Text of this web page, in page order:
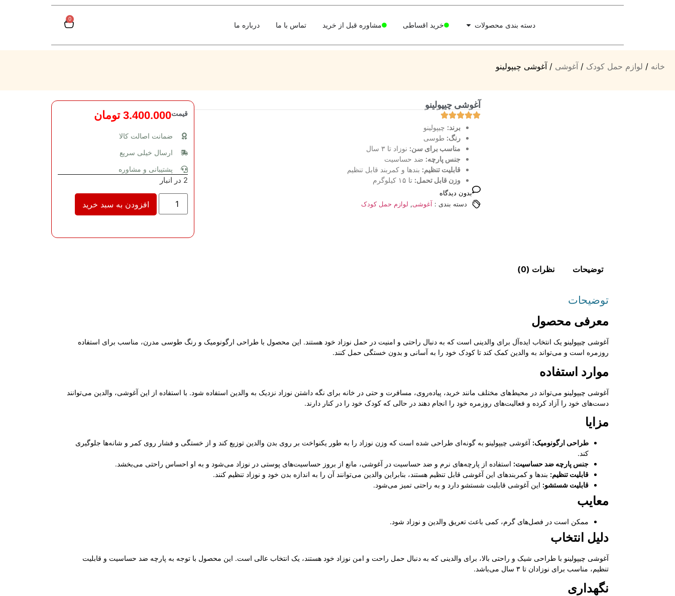
دسته بندی محصولات خرید اقساطی مشاوره قبل از خرید تماس با ما درباره ما
0
خانه / لوازم حمل کودک / آغوشی / آغوشی چیپولینو
آغوشی چیپولینو
برند: چیپولینو
رنگ: طوسی
مناسب برای سن: نوزاد تا ۳ سال
جنس پارچه: ضد حساسیت
قابلیت تنظیم: بندها و کمربند قابل تنظیم
وزن قابل تحمل: تا ۱۵ کیلوگرم
بدون دیدگاه
دسته بندی : آغوشی, لوازم حمل کودک
قیمت3.400.000 تومان
ضمانت اصالت کالا
ارسال خیلی سریع
پشتیبانی و مشاوره
2 در انبار
افزودن به سبد خرید
توضیحات نظرات (0)
توضیحات
معرفی محصول
آغوشی چیپولینو یک انتخاب ایده‌آل برای والدینی است که به دنبال راحتی و امنیت در حمل نوزاد خود هستند. این محصول با طراحی ارگونومیک و رنگ طوسی مدرن، مناسب برای استفاده
روزمره است و می‌تواند به والدین کمک کند تا کودک خود را به آسانی و بدون خستگی حمل کنند.
موارد استفاده
آغوشی چیپولینو می‌تواند در محیط‌های مختلف مانند خرید، پیاده‌روی، مسافرت و حتی در خانه برای نگه داشتن نوزاد نزدیک به والدین استفاده شود. با استفاده از این آغوشی، والدین می‌توانند
دست‌های خود را آزاد کرده و فعالیت‌های روزمره خود را انجام دهند در حالی که کودک خود را در کنار دارند.
مزایا
طراحی ارگونومیک: آغوشی چیپولینو به گونه‌ای طراحی شده است که وزن نوزاد را به طور یکنواخت بر روی بدن والدین توزیع کند و از خستگی و فشار روی کمر و شانه‌ها جلوگیری
کند.
جنس پارچه ضد حساسیت: استفاده از پارچه‌های نرم و ضد حساسیت در آغوشی، مانع از بروز حساسیت‌های پوستی در نوزاد می‌شود و به او احساس راحتی می‌بخشد.
قابلیت تنظیم: بندها و کمربندهای این آغوشی قابل تنظیم هستند، بنابراین والدین می‌توانند آن را به اندازه بدن خود و نوزاد تنظیم کنند.
قابلیت شستشو: این آغوشی قابلیت شستشو دارد و به راحتی تمیز می‌شود.
معایب
ممکن است در فصل‌های گرم، کمی باعث تعریق والدین و نوزاد شود.
دلیل انتخاب
آغوشی چیپولینو با طراحی شیک و راحتی بالا، برای والدینی که به دنبال حمل راحت و امن نوزاد خود هستند، یک انتخاب عالی است. این محصول با توجه به پارچه ضد حساسیت و قابلیت
تنظیم، مناسب برای نوزادان تا ۳ سال می‌باشد.
نگهداری